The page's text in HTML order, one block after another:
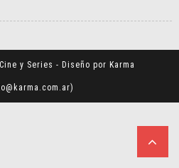
y Series - Diseño por Karma
)